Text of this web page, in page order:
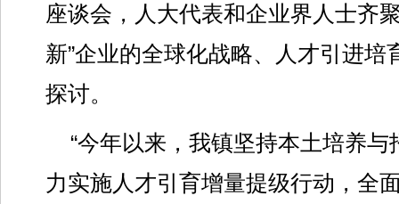
座谈会，人大代表和企业界人士齐
新”企业的全球化战略、人才引进培
探讨。
“今年以来，我镇坚持本土培养
力实施人才引育增量提级行动，全